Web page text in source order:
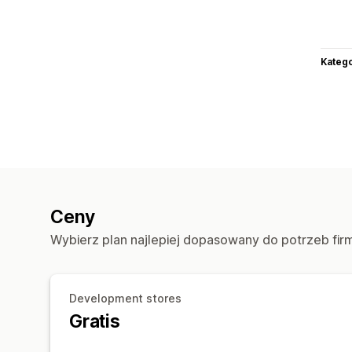
Ceny
Wybierz plan najlepiej dopasowany do potrzeb
Development stores
Gratis